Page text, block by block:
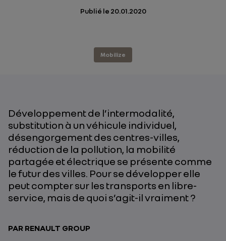
Publié le 20.01.2020
Mobilize
Développement de l’intermodalité,
substitution à un véhicule individuel,
désengorgement des centres-villes,
réduction de la pollution, la mobilité
partagée et électrique se présente comme
le futur des villes. Pour se développer elle
peut compter sur les transports en libre-
service, mais de quoi s’agit-il vraiment ?
PAR RENAULT GROUP